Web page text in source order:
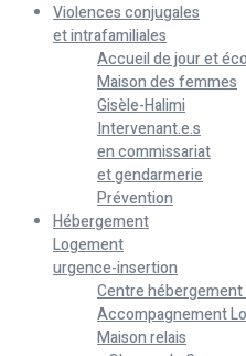
Violences conjugales
et intrafamiliales
Accueil de jour et
Maison des femmes
Gisèle-Halimi
Intervenant.e.s
en commissariat
et gendarmerie
Prévention
Hébergement
Logement
urgence-insertion
Centre hébergement
Accompagnement
Maison relais